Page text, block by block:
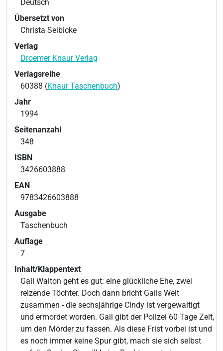
Deutsch
Übersetzt von
Christa Seibicke
Verlag
Droemer Knaur Verlag
Verlagsreihe
60388 (Knaur Taschenbuch)
Jahr
1994
Seitenanzahl
348
ISBN
3426603888
EAN
9783426603888
Ausgabe
Taschenbuch
Auflage
7
Inhalt/Klappentext
Gail Walton geht es gut: eine glückliche Ehe, zwei
reizende Töchter. Doch dann bricht Gails Welt
zusammen - die sechsjährige Cindy ist vergewaltigt
und ermordet worden. Gail gibt der Polizei 60 Tage Zeit,
um den Mörder zu fassen. Als diese Frist vorbei ist und
es noch immer keine Spur gibt, mach sie sich selbst